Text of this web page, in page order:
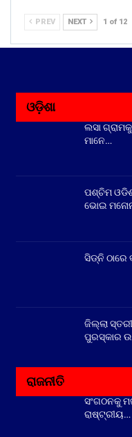
PREV NEXT 1 of 12
ଓଡ଼ିଶା
ଲସା
ମାନେ…
ପଶ୍ଚିମ
ଭୋଇ
ସିଡ୍‌ନି ଠାରେ
ଜିଲ୍ଲା
ପୁରସ୍କାର
ରାଜନୀତି
ସଂଗଠନକୁ
ରାଷ୍ଟ୍ରୀୟ…